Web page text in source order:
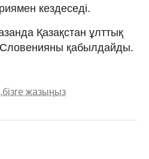
кездеседі.
Қазақстан ұлттық
қабылдайды.
бізге жазыңыз